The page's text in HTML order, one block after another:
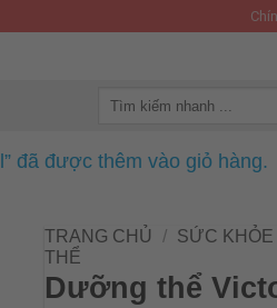
đã được thêm vào giỏ hàng.
TRANG CHỦ / SỨC
THỂ
Dưỡng thể